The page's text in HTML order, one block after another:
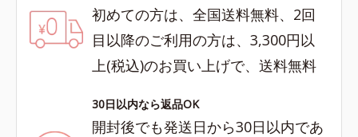
初めての方は、全国送料無料、2回
目以降のご利用の方は、3,300円以
上(税込)のお買い上げで、送料無料
30日以内なら返品OK
開封後でも発送日から30日以内であ